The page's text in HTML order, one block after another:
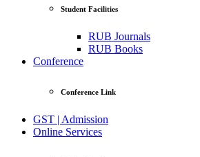
Student Facilities
RUB Journals
RUB Books
Conference
Conference Link
GST | Admission
Online Services